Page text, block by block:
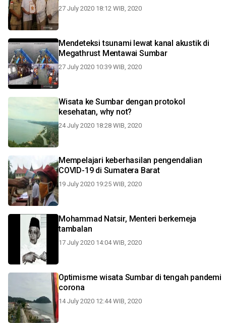
27 July 2020 18:12 WIB, 2020
Mendeteksi tsunami lewat kanal akustik di
Megathrust Mentawai Sumbar
27 July 2020 10:39 WIB, 2020
Wisata ke Sumbar dengan protokol
kesehatan, why not?
24 July 2020 18:28 WIB, 2020
Mempelajari keberhasilan pengendalian
COVID-19 di Sumatera Barat
19 July 2020 19:25 WIB, 2020
Mohammad Natsir, Menteri berkemeja
tambalan
17 July 2020 14:04 WIB, 2020
Optimisme wisata Sumbar di tengah pandemi
corona
14 July 2020 12:44 WIB, 2020